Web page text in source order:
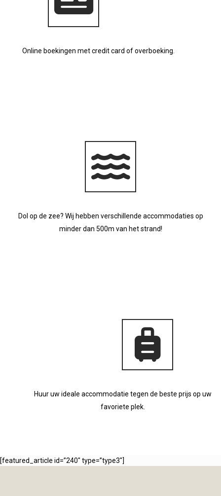
Online boekingen met credit card of overboeking.
Dol op de zee? Wij hebben verschillende accommodaties op
minder dan 500m van het strand!
Huur uw ideale accommodatie tegen de beste prijs op uw
favoriete plek.
[featured_article id=”240″ type=”type3″]